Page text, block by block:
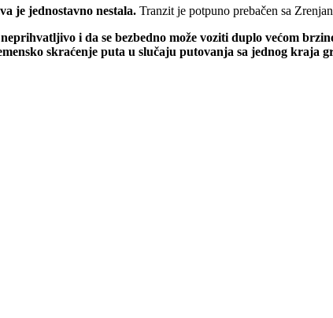
je jednostavno nestala. Tranzit je potpuno prebačen sa
i da se bezbedno može voziti duplo većom
skraćenje puta u slučaju putovanja sa jednog kraja